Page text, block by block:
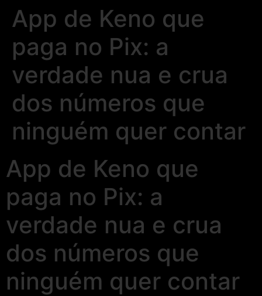
App de Keno que
paga no Pix: a
verdade nua e crua
dos números que
ninguém quer contar
App de Keno que
paga no Pix: a
verdade nua e crua
dos números que
ninguém quer contar